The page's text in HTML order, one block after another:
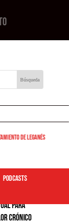
de Leganés pone
podcasts
para
crónico